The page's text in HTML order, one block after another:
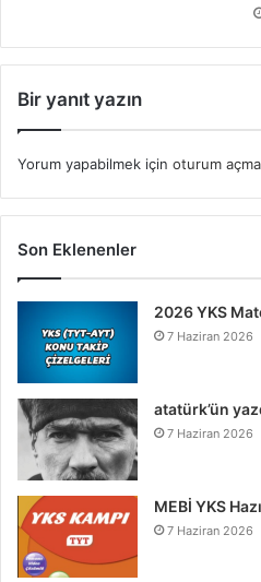
Bir yanıt yazın
Yorum yapabilmek için oturum
Son Eklenenler
2026 YKS
7 Haziran 2026
atatürk’ün
7 Haziran 2026
MEBİ YKS
7 Haziran 2026